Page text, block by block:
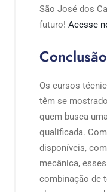
São José dos
futuro! Acesse
Conclusão
Os cursos
têm se
quem busca
qualificada.
disponíveis,
mecânica,
combinação de